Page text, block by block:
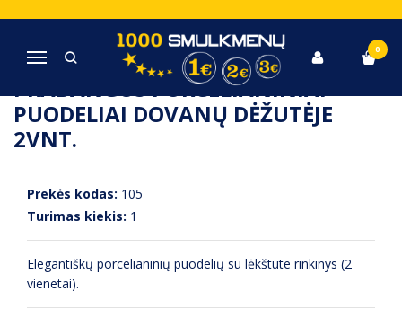
Navigacija
0
Pagrindinis
Virtuvė, Indai, Įrankiai
Prabangūs porcelianiniai puodeliai dovanų dėžutėje 2vnt.
PRABANGŪS PORCELIANINIAI
PUODELIAI DOVANŲ DĖŽUTĖJE
2VNT.
Prekės kodas: 105
Turimas kiekis: 1
Elegantiškų porcelianinių puodelių su lėkštute rinkinys (2
vienetai).